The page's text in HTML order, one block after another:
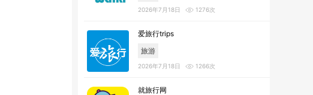
2026年7月18日 1276次
爱旅行trips
旅游
2026年7月18日 1266次
就旅行网